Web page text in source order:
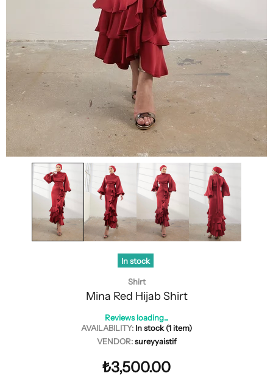
In stock
Shirt
Mina Red Hijab Shirt
Reviews loading...
AVAILABILITY: In stock (1 item)
VENDOR:sureyyaistif
₺3,500.00